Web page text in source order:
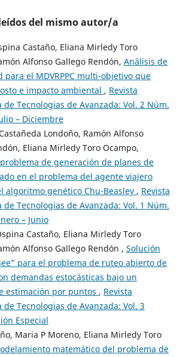
del mismo autor/a
Castaño, Eliana Mirledy Toro
Alfonso Gallego Rendón, Análisis de
para el MDVRPPC multi-objetivo que
e impacto ambiental , Revista
de Tecnologias de Avanzada: Vol. 2 Núm.
– Diciembre
Londoño, Ramón Alfonso
Eliana Mirledy Toro Ocampo,
de generación de planes de
en el problema del agente viajero
algoritmo genético Chu-Beasley , Revista
de Tecnologias de Avanzada: Vol. 1 Núm.
– Junio
Castaño, Eliana Mirledy Toro
Alfonso Gallego Rendón , Solución
para el problema de ruteo abierto de
demandas estocásticas bajo un
estimación por puntos , Revista
de Tecnologias de Avanzada: Vol. 3
Especial
Maria P Moreno, Eliana Mirledy Toro
matemático del problema de